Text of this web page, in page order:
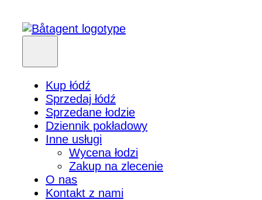
Kup łódź
Sprzedaj łódź
Sprzedane łodzie
Dziennik pokładowy
Inne usługi
Wycena łodzi
Zakup na zlecenie
O nas
Kontakt z nami